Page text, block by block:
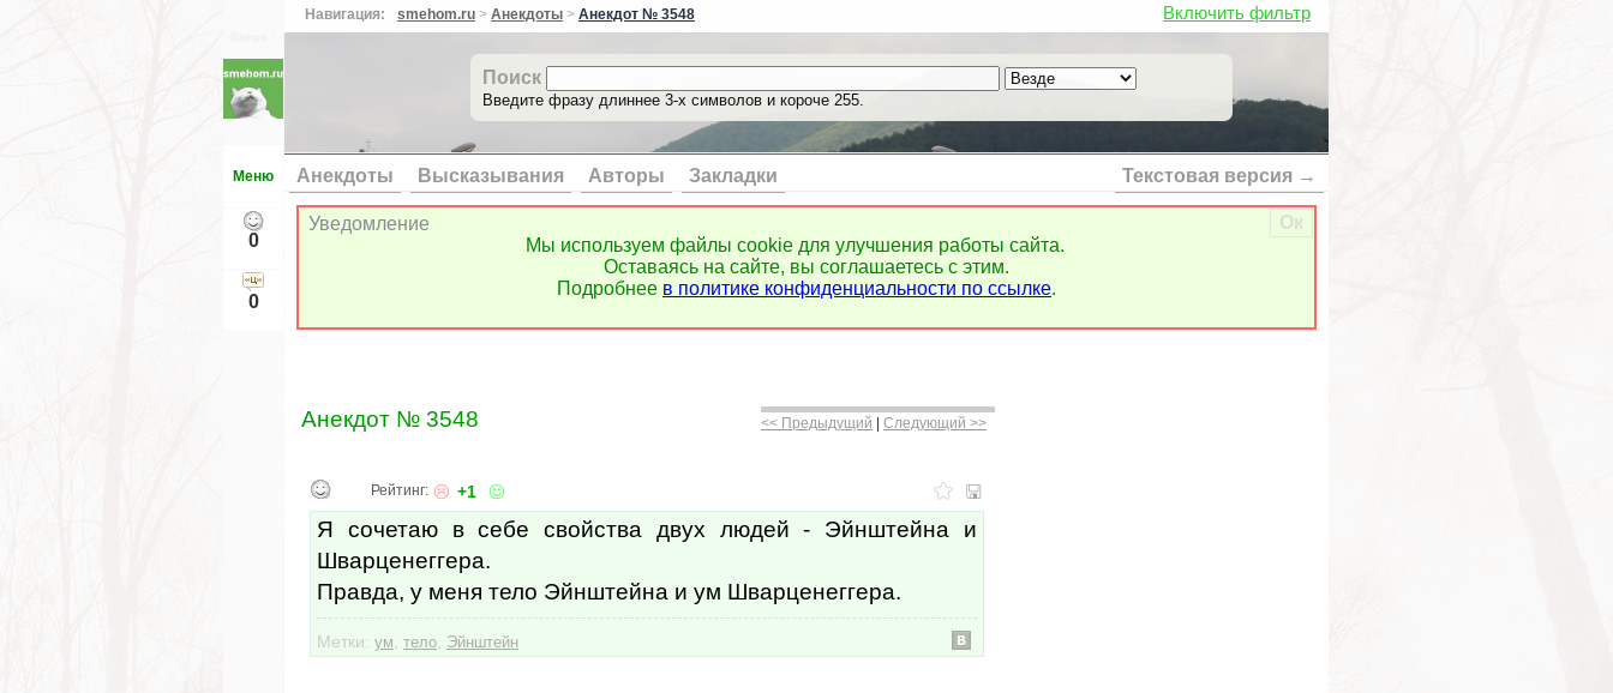
Меню
0
0
Включить фильтр
Навигация: smehom.ru > Анекдоты > Анекдот № 3548
Поиск
Введите фразу длиннее 3-х символов и короче 255.
Анекдоты Высказывания Авторы Закладки Текстовая версия →
Ок
Уведомление
Мы используем файлы cookie для улучшения работы сайта.
Оставаясь на сайте, вы соглашаетесь с этим.
Подробнее в политике конфиденциальности по ссылке.
<< Предыдущий Следующий >>
Анекдот № 3548
Рейтинг: +1
Я сочетаю в себе свойства двух людей - Эйнштейна и
Шварценеггера.
Правда, у меня тело Эйнштейна и ум Шварценеггера.
Метки: ум тело Эйнштейн